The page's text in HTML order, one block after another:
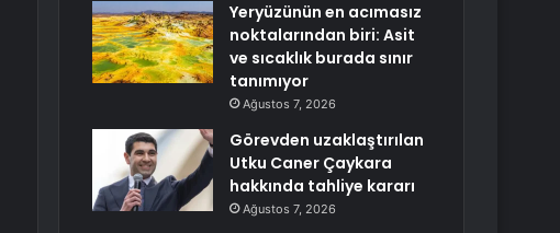
Yeryüzünün en acımasız
noktalarından biri: Asit
ve sıcaklık burada sınır
tanımıyor
Ağustos 7, 2026
Görevden uzaklaştırılan
Utku Caner Çaykara
hakkında tahliye kararı
Ağustos 7, 2026